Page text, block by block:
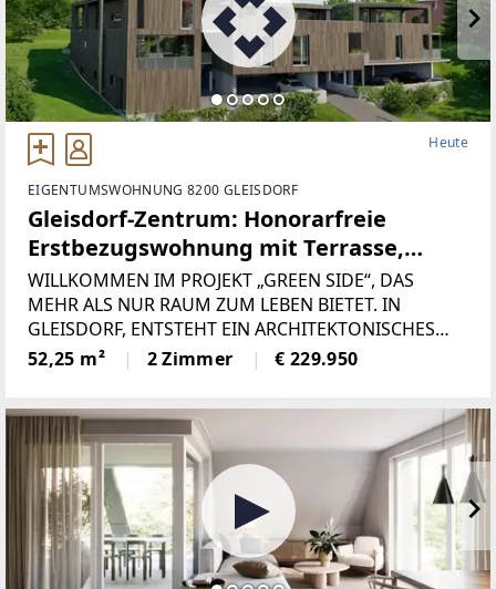
Heute
EIGENTUMSWOHNUNG 8200 GLEISDORF
Gleisdorf-Zentrum: Honorarfreie
Erstbezugswohnung mit Terrasse,
Garten und Parkdeck. Willkommen
zuhause im GREEN SIDE.
WILLKOMMEN IM PROJEKT „GREEN SIDE“, DAS
MEHR ALS NUR RAUM ZUM LEBEN BIETET. IN
GLEISDORF, ENTSTEHT EIN ARCHITEKTONISCHES
MEISTERWERK – EIN ORT, AN DEM MODERNES
DESIGN, NACHHALTIGE BAUWEISE UND DIE
EINHEIT BILDEN. MIT
52,25 m² 2 Zimmer € 229.950